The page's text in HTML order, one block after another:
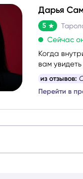
к себе.
Дарья
5
Сейчас
Когда
вам
Более 10
сложные
из отзывов:
Перейти в